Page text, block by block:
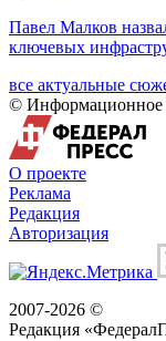
Павел Малков
ключевых
все актуальные
© Информационное
О проекте
Реклама
Редакция
Авторизация
2007-2026 ©
Редакция «